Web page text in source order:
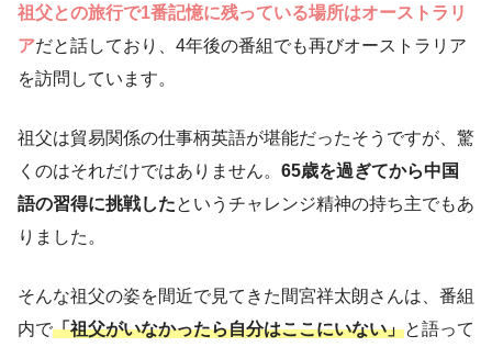
祖父との旅行で1番記憶に残っている場所はオーストラリ
アだと話しており、4年後の番組でも再びオーストラリア
を訪問しています。
祖父は貿易関係の仕事柄英語が堪能だったそうですが、驚
くのはそれだけではありません。 65歳を過ぎてから中国
語の習得に挑戦したというチャレンジ精神の持ち主でもあ
りました。
そんな祖父の姿を間近で見てきた間宮祥太朗さんは、番組
内で「祖父がいなかったら自分はここにいない」と語って